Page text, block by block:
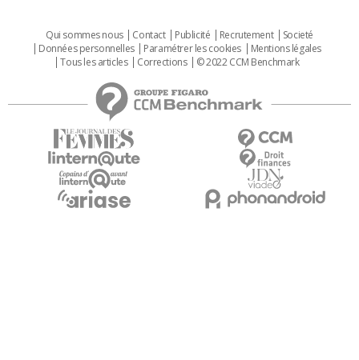
Qui sommes nous Contact Publicité Recrutement
Societé
Données personnelles
Paramétrer les cookies
Mentions légales
Tous les articles
Corrections © 2022 CCM Benchmark